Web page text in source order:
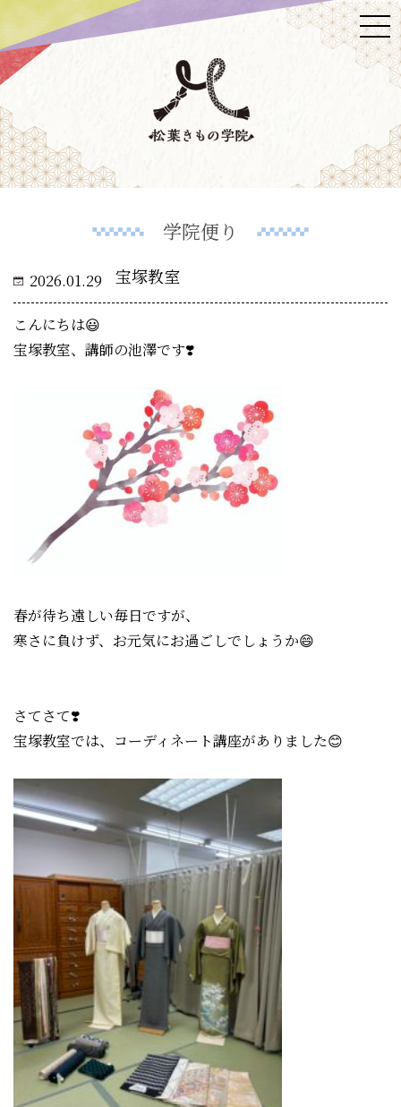
学院便り
2026.01.29 宝塚教室
こんにちは😃
宝塚教室、講師の池澤です❣️
春が待ち遠しい毎日ですが、
寒さに負けず、お元気にお過ごしでしょうか😄
さてさて❣️
宝塚教室では、コーディネート講座がありました😊